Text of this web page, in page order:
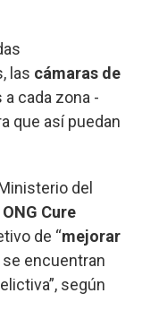
las cámaras de
cada zona -
que así puedan
del
ONG Cure
de “mejorar
se encuentran
según